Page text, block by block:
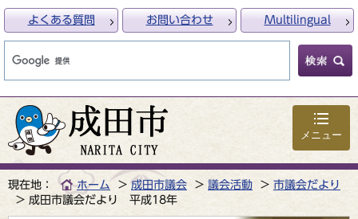
メニュー
よくある質問 お問い合わせ Multilingual
現在地： ホーム 成田市議会 議会活動
市議会だより
成田市議会だより 平成18年